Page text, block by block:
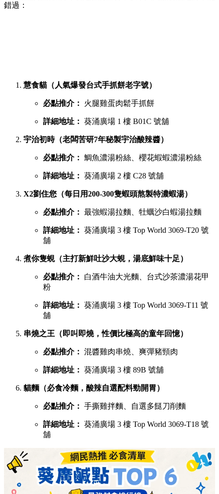
錯過：
慧食貓（人氣爆發台式手抓餅老字號）
必點推介： 火腿雞蛋肉鬆手抓餅
詳細地址： 葵涌廣場 1 樓 B01C 號舖
宇治初時（老闆苦研7年秘製宇治酸辣醬）
必點推介： 鯛魚濃湯粉絲、櫻花蝦蝦濃湯粉絲
詳細地址： 葵涌廣場 2 樓 C28 號舖
X2劉住您（每日用200-300隻蝦頭熬製特濃蝦湯）
必點推介： 最強蝦湯拉麵、牡蠣沙白蝦湯拉麵
詳細地址： 葵涌廣場 3 樓 Top World 3069-T20 號
舖
煮你隻蜆（主打新鮮吐沙大蜆，湯底鮮味十足）
必點推介：
白酒牛油大光麵、台式沙茶濃湯花甲
粉
詳細地址： 葵涌廣場 3 樓 Top World 3069-T11 號
舖
串燒之王（即叫即燒，性價比極高的童年回憶）
必點推介： 混醬雞肉串燒、爽彈豬頸肉
詳細地址： 葵涌廣場 3 樓 89B 號舖
貓麵（必食冷麵，酸辣自選配料勁開胃）
必點推介： 手撕雞拌麵、自選多餸刀削麵
詳細地址： 葵涌廣場 3 樓 Top World 3069-T18 號
舖